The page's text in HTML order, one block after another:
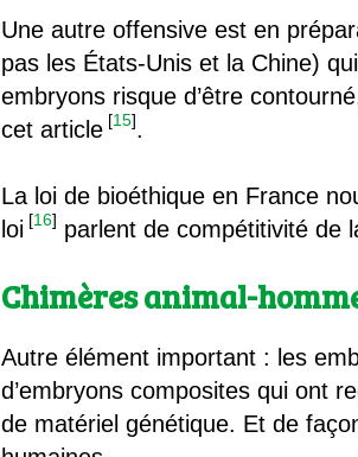
Une autre offensive est en
pas les États-Unis et la Chine)
embryons risque d’être
cet article [15].
La loi de bioéthique en France
loi [16] parlent de compétitivité de
Chimères animal-
Autre élément important : les
d’embryons composites qui ont
de matériel génétique. Et de